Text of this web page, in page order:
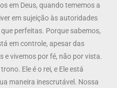
em Deus, quando tememos a
em sujeição às autoridades
perfeitas. Porque sabemos,
em controle, apesar das
e vivemos por fé, não por vista.
Ele é o rei, e Ele está
maneira inescrutável. Nossa